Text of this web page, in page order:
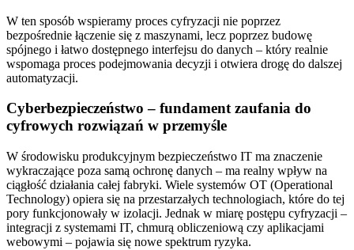
W ten sposób wspieramy proces cyfryzacji nie poprzez
bezpośrednie łączenie się z maszynami, lecz poprzez budowę
spójnego i łatwo dostępnego interfejsu do danych – który realnie
wspomaga proces podejmowania decyzji i otwiera drogę do dalszej
automatyzacji.
Cyberbezpieczeństwo – fundament zaufania do
cyfrowych rozwiązań w przemyśle
W środowisku produkcyjnym bezpieczeństwo IT ma znaczenie
wykraczające poza samą ochronę danych – ma realny wpływ na
ciągłość działania całej fabryki. Wiele systemów OT (Operational
Technology) opiera się na przestarzałych technologiach, które do tej
pory funkcjonowały w izolacji. Jednak w miarę postępu cyfryzacji –
integracji z systemami IT, chmurą obliczeniową czy aplikacjami
webowymi – pojawia się nowe spektrum ryzyka.